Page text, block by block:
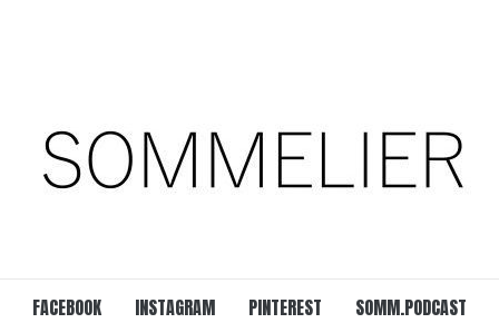
FACEBOOK INSTAGRAM PINTEREST SOMM.PODCAST